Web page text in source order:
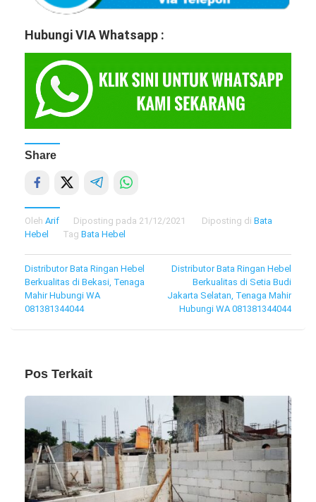
Hubungi VIA Whatsapp :
Share
Oleh Arif Diposting pada 21/12/2021 Diposting di Bata
Hebel
Tag Bata Hebel
Navigasi
pos
Distributor Bata Ringan Hebel
Berkualitas di Bekasi, Tenaga
Mahir Hubungi WA
081381344044
Distributor Bata Ringan Hebel
Berkualitas di Setia Budi
Jakarta Selatan, Tenaga Mahir
Hubungi WA 081381344044
Pos Terkait